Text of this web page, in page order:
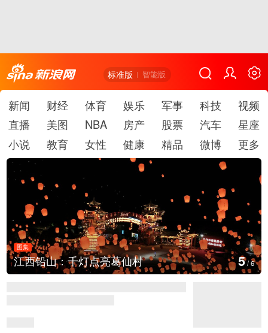
标准版 智能版
新闻 财经 体育 娱乐 军事 科技
视频
直播
美图 NBA 房产 股票 汽车
星座
小说
教育 女性 健康 精品 微博 更多
图集
上海：七彩稻田画迎最佳观赏期 6/6